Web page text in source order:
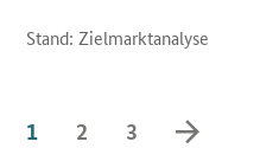
Stand: Zielmarktanalyse
1 2 3